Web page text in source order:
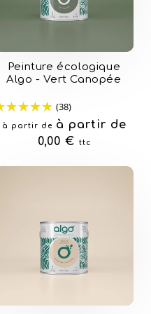
Peinture écologique
Algo - Vert Canopée
(38)
Prix
habituel
à partir de
à partir de
0,00 €
ttc